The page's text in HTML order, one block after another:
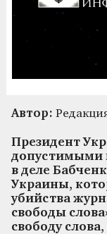
Автор:
Президент
допустимыми
в деле
Украины,
убийства
свободы
свободу